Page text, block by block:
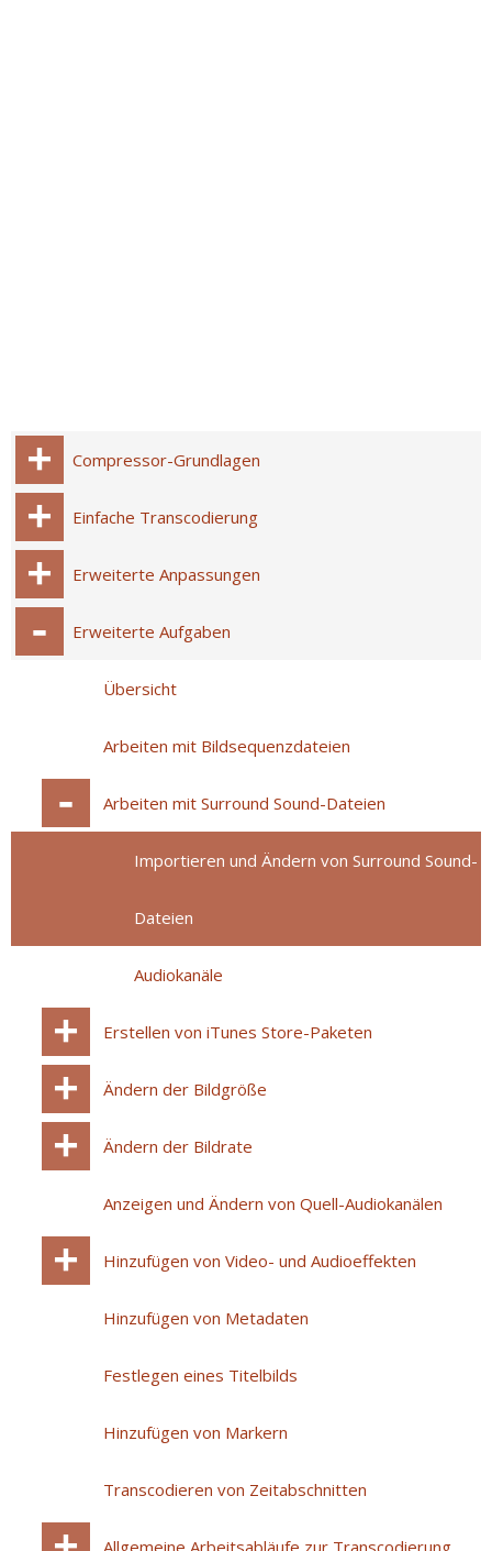
Compressor-Grundlagen
Einfache Transcodierung
Erweiterte Anpassungen
Erweiterte Aufgaben
Übersicht
Arbeiten mit Bildsequenzdateien
Arbeiten mit Surround Sound-Dateien
Importieren und Ändern von Surround Sound-
Dateien
Audiokanäle
Erstellen von iTunes Store-Paketen
Ändern der Bildgröße
Ändern der Bildrate
Anzeigen und Ändern von Quell-Audiokanälen
Hinzufügen von Video- und Audioeffekten
Hinzufügen von Metadaten
Festlegen eines Titelbilds
Hinzufügen von Markern
Transcodieren von Zeitabschnitten
Allgemeine Arbeitsabläufe zur Transcodierung